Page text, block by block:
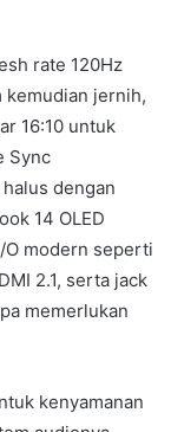
rate 120Hz
kemudian jernih,
16:10 untuk
Sync
dengan
14 OLED
modern seperti
2.1, serta jack
memerlukan
kenyamanan